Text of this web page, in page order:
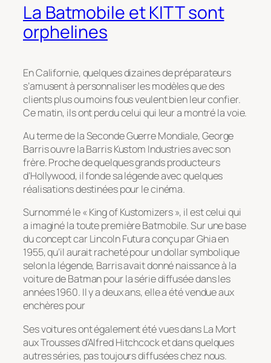
La Batmobile et KITT sont
orphelines
En Californie, quelques dizaines de préparateurs
s’amusent à personnaliser les modèles que des
clients plus ou moins fous veulent bien leur confier.
Ce matin, ils ont perdu celui qui leur a montré la voie.
Au terme de la Seconde Guerre Mondiale, George
Barris ouvre la Barris Kustom Industries avec son
frère. Proche de quelques grands producteurs
d’Hollywood, il fonde sa légende avec quelques
réalisations destinées pour le cinéma.
Surnommé le « King of Kustomizers », il est celui qui
a imaginé la toute première Batmobile. Sur une base
du concept car Lincoln Futura conçu par Ghia en
1955, qu’il aurait racheté pour un dollar symbolique
selon la légende, Barris avait donné naissance à la
voiture de Batman pour la série diffusée dans les
années 1960. Il y a deux ans, elle a été vendue aux
enchères pour
Ses voitures ont également été vues dans La Mort
aux Trousses d’Alfred Hitchcock et dans quelques
autres séries, pas toujours diffusées chez nous.